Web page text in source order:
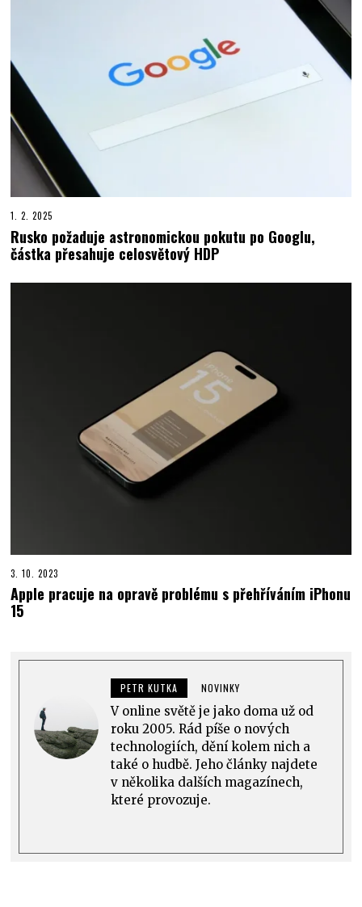
1. 2. 2025
Rusko požaduje astronomickou pokutu po Googlu,
částka přesahuje celosvětový HDP
3. 10. 2023
Apple pracuje na opravě problému s přehříváním iPhonu
15
PETR KUTKA NOVINKY
V online světě je jako doma už od
roku 2005. Rád píše o nových
technologiích, dění kolem nich a
také o hudbě. Jeho články najdete
v několika dalších magazínech,
které provozuje.